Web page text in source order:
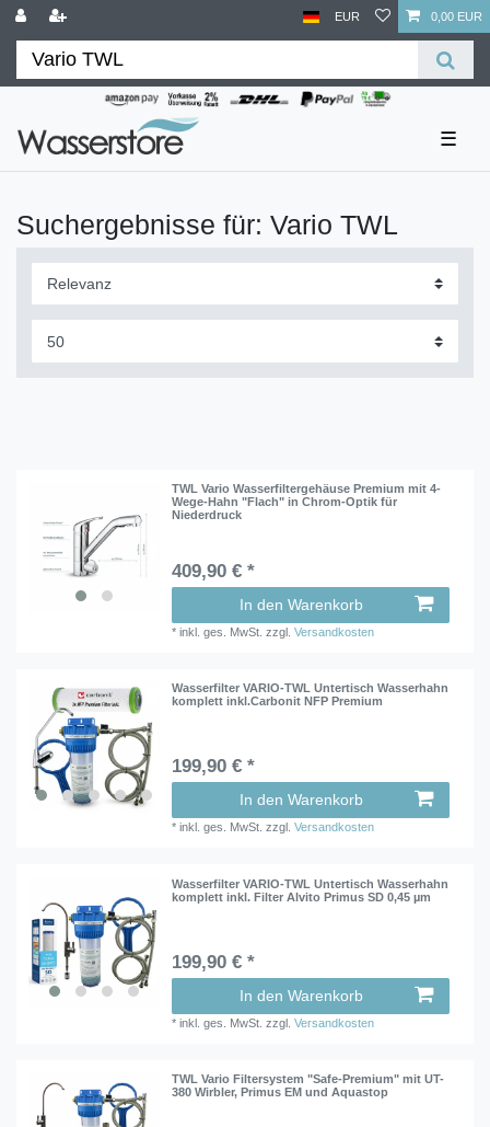
EUR 0,00 EUR
☰
Suchergebnisse für: Vario TWL
TWL Vario Wasserfiltergehäuse Premium mit 4-
Wege-Hahn "Flach" in Chrom-Optik für
Niederdruck
409,90 € *
In den Warenkorb
*inkl. ges. MwSt. zzgl.Versandkosten
Wasserfilter VARIO-TWL Untertisch Wasserhahn
komplett inkl.Carbonit NFP Premium
199,90 € *
In den Warenkorb
*inkl. ges. MwSt. zzgl.Versandkosten
Wasserfilter VARIO-TWL Untertisch Wasserhahn
komplett inkl. Filter Alvito Primus SD 0,45 µm
199,90 € *
In den Warenkorb
*inkl. ges. MwSt. zzgl.Versandkosten
TWL Vario Filtersystem "Safe-Premium" mit UT-
380 Wirbler, Primus EM und Aquastop